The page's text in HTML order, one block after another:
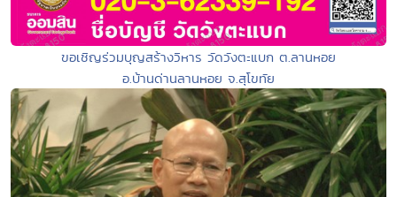
ขอเชิญร่วมบุญสร้างวิหาร วัดวังตะแบก ต.ลานหอย
อ.บ้านด่านลานหอย จ.สุโขทัย